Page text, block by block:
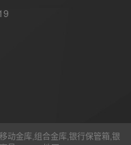
动金库,组合金库,银行保管箱,银